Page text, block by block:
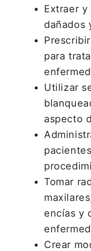
Extraer
dañados
para
Utilizar
aspecto
Tomar
encías y
Crear